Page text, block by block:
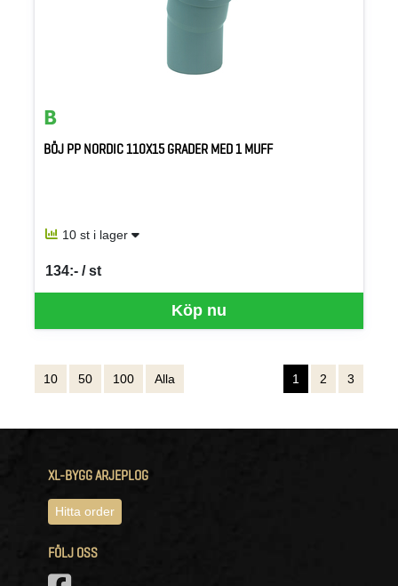
BÖJ PP NORDIC 110X15 GRADER MED 1 MUFF
10 st i lager
Köp nu
134:- / st
SEK per ST
10 50 100 Alla 1 2 3
XL-BYGG ARJEPLOG
Hitta order
FÖLJ OSS